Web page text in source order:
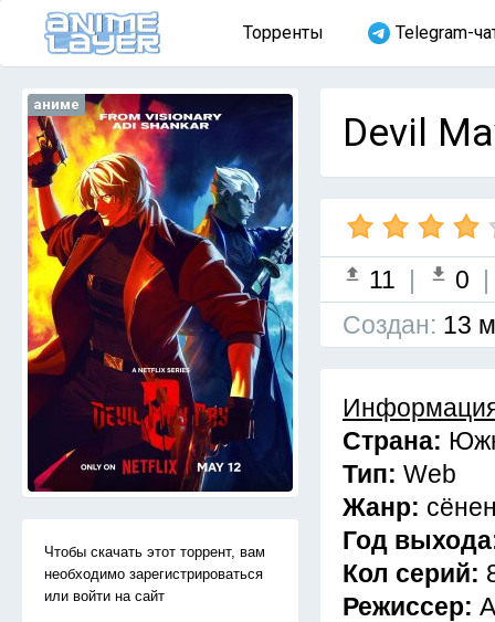
Торренты Telegram-
аниме
Чтобы скачать этот торрент, вам
необходимо зарегистрироваться
или войти на сайт
Devil
11 | 0 |
Cоздан: 13
Страна:
Тип: Web
Жанр:
Год
Кол серий:
Режиссер: